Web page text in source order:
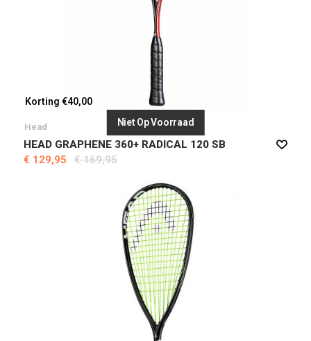
Niet Op Voorraad
Korting €40,00
Head
HEAD GRAPHENE 360+ RADICAL 120 SB
€ 129,95
€ 169,95